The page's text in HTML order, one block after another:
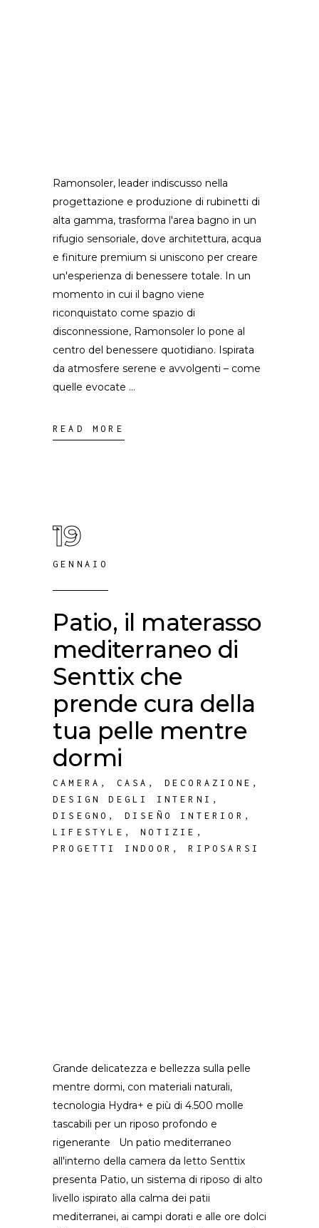
Ramonsoler, leader indiscusso nella
progettazione e produzione di rubinetti di
alta gamma, trasforma l'area bagno in un
rifugio sensoriale, dove architettura, acqua
e finiture premium si uniscono per creare
un'esperienza di benessere totale. In un
momento in cui il bagno viene
riconquistato come spazio di
disconnessione, Ramonsoler lo pone al
centro del benessere quotidiano. Ispirata
da atmosfere serene e avvolgenti – come
quelle evocate
READ MORE
19
GENNAIO
Patio, il materasso
mediterraneo di
Senttix che
prende cura della
tua pelle mentre
dormi
CAMERA , CASA , DECORAZIONE ,
DESIGN DEGLI INTERNI ,
DISEGNO , DISEÑO INTERIOR ,
LIFESTYLE ,NOTIZIE ,
PROGETTI INDOOR ,RIPOSARSI
Grande delicatezza e bellezza sulla pelle
mentre dormi, con materiali naturali,
tecnologia Hydra+ e più di 4.500 molle
tascabili per un riposo profondo e
rigenerante Un patio mediterraneo
all'interno della camera da letto Senttix
presenta Patio, un sistema di riposo di alto
livello ispirato alla calma dei patii
mediterranei, ai campi dorati e alle ore dolci